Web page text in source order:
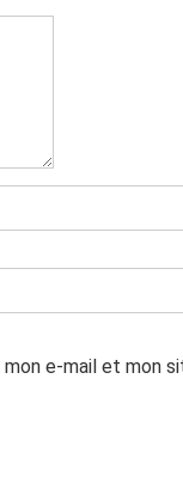
mon e-mail et mon